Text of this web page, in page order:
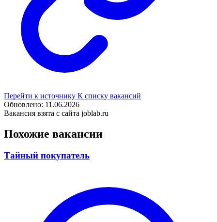
Перейти к источнику К списку вакансий
Обновлено: 11.06.2026
Вакансия взята с сайта joblab.ru
Похожие вакансии
Тайный покупатель